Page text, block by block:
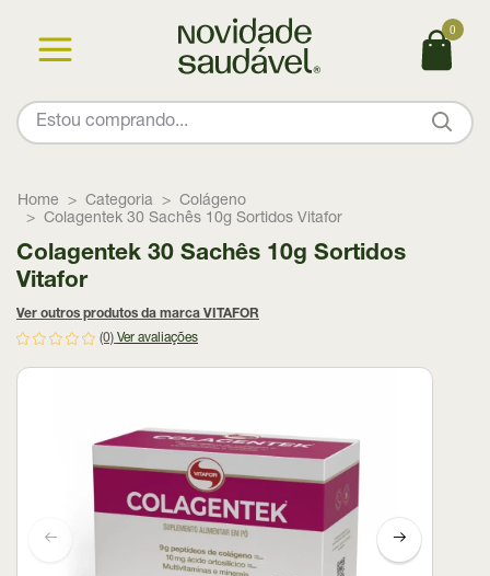
0
Home Categoria
Colágeno
Colagentek 30 Sachês 10g Sortidos Vitafor
Colagentek 30 Sachês 10g Sortidos
Vitafor
Ver outros produtos da marca VITAFOR
(0) Ver avaliações